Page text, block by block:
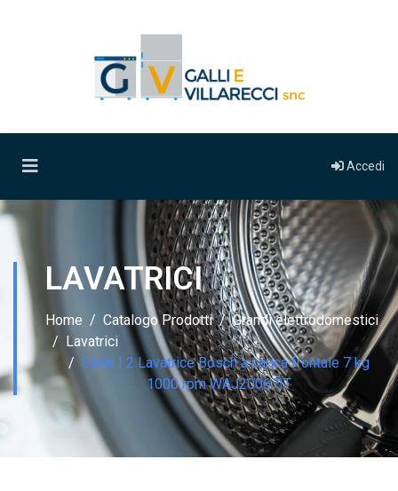
Accedi
LAVATRICI
Home Catalogo Prodotti
Grandi elettrodomestici
Lavatrici
Serie | 2 Lavatrice Bosch a carica frontale 7 kg
1000 rpm WAJ20067IT